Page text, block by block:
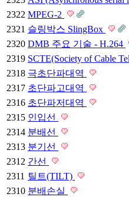
2322 MPEG-2
2321 슬링박스 SlingBox
2320 DMB 주요 기술 - H.264
2319 SCTE(Society of Cable
2318 극초단파대역
2317 초단파고대역
2316 초단파저대역
2315 인입선
2314 분배선
2313 분기선
2312 간선
2311 틸트(TILT)
2310 분배손실